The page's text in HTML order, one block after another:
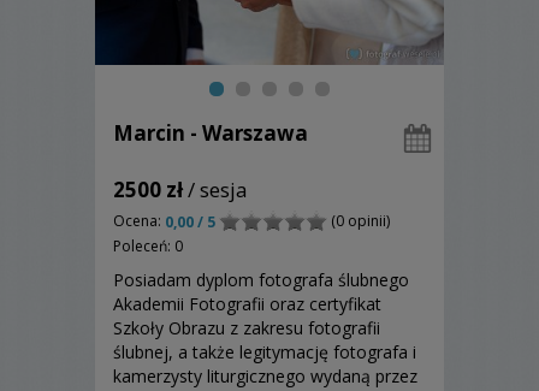
Marcin - Warszawa
2500 zł/ sesja
Ocena: 0,00 / 5
(0 opinii)
Poleceń: 0
Posiadam dyplom fotografa ślubnego
Akademii Fotografii oraz certyfikat
Szkoły Obrazu z zakresu fotografii
ślubnej, a także legitymację fotografa i
kamerzysty liturgicznego wydaną przez